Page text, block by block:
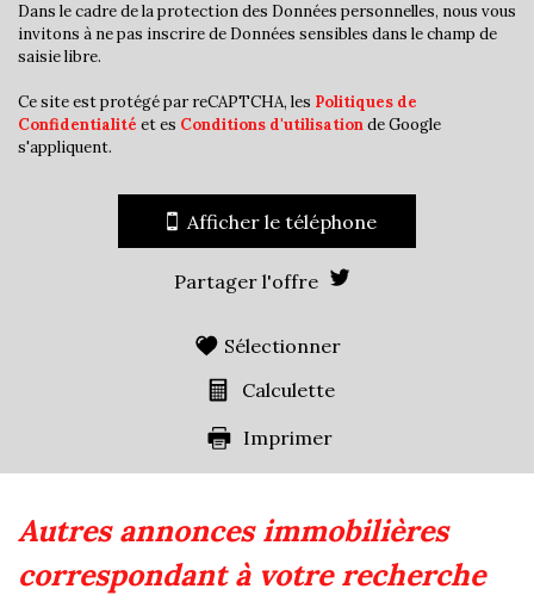
Familles sans enfant
45,02 %
Familles avec 1 ou 2 enfants
Maisons
Appartements
Dans le cadre de la protection des Données personnelles, nous vous
invitons à ne pas inscrire de Données sensibles dans le champ de
saisie libre.
Ce site est protégé par reCAPTCHA, les Politiques de
Confidentialité et es Conditions d'utilisationde Google
s'appliquent.
Afficher le téléphone
Partager l'offre
Sélectionner
Calculette
Imprimer
autres annonces immobilières
correspondant à votre recherche